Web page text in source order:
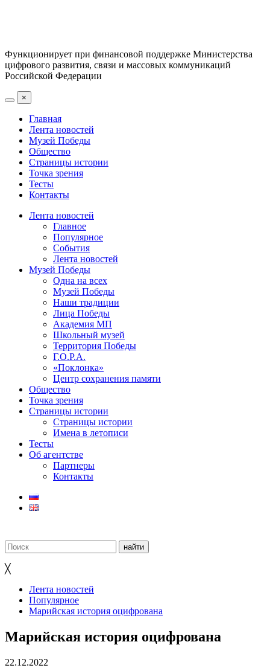
Функционирует при финансовой поддержке Министерства
цифрового развития, связи и массовых коммуникаций
Российской Федерации
×
Главная
Лента новостей
Музей Победы
Общество
Страницы истории
Точка зрения
Тесты
Контакты
Лента новостей
Главное
Популярное
События
Лента новостей
Музей Победы
Одна на всех
Музей Победы
Наши традиции
Лица Победы
Академия МП
Школьный музей
Территория Победы
Г.О.Р.А.
«Поклонка»
Центр сохранения памяти
Общество
Точка зрения
Страницы истории
Страницы истории
Имена в летописи
Тесты
Об агентстве
Партнеры
Контакты
╳
Лента новостей
Популярное
Марийская история оцифрована
Марийская история оцифрована
22.12.2022